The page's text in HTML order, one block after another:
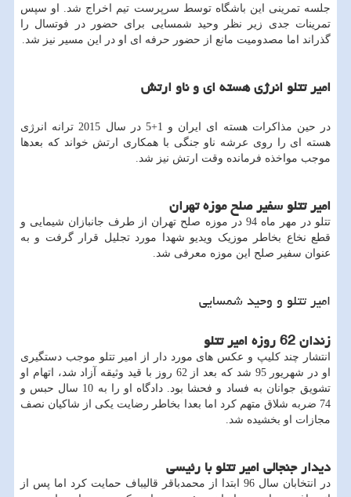
جلسه تمرینی این باشگاه توسط سرپرست تیم اخراج شد. او سپس
تمرینات جدی زیر نظر وحید شمسایی برای حضور در فوتسال را
گذراند اما مصدومیت مانع از حضور حرفه ای او در این مسیر نیز شد.
امیر تتلو انرژی هسته ای و ناو ارتش
در حین مذاکرات هسته ای ایران و 1+5 در سال 2015 ترانه انرژی
هسته ای را روی عرشه ناو جنگی با همکاری ارتش خواند که بعدها
موجب مواخذه فرمانده وقت ارتش نیز شد.
امیر تتلو سفیر صلح موزه تهران
تتلو در مهر ماه 94 در موزه صلح تهران از طرف جانبازان شیمایی و
قطع نخاع بخاطر موزیک ویدیو شهدا مورد تجلیل قرار گرفت و به
عنوان سفیر صلح این موزه معرفی شد.
امیر تتلو و وحید شمسایی
زندان 62 روزه امیر تتلو
انتشار چند کلیپ و عکس های مورد دار از امیر تتلو موجب دستگیری
او در شهریور 95 شد که بعد از 62 روز با قید وثیقه آزاد شد، اتهام او
تشویق جوانان به فساد و فحشا بود. دادگاه او را به 10 سال حبس و
74 ضربه شلاق متهم کرد اما بعدا بخاطر رضایت یکی از شاکیان نصف
مجازات او بخشیده شد.
دیدار جنجالی امیر تتلو با رئیسی
در انتخابان سال 96 ابتدا از محمدباقر قالیباف حمایت کرد اما پس از